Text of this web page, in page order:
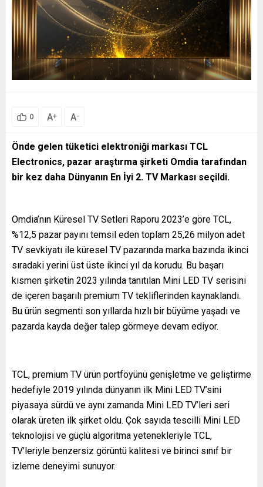
0 A+ A-
Önde gelen tüketici elektroniği markası TCL
Electronics, pazar araştırma şirketi Omdia tarafından
bir kez daha Dünyanın En İyi 2. TV Markası seçildi.
Omdia’nın Küresel TV Setleri Raporu 2023’e göre TCL,
%12,5 pazar payını temsil eden toplam 25,26 milyon adet
TV sevkiyatı ile küresel TV pazarında marka bazında ikinci
sıradaki yerini üst üste ikinci yıl da korudu. Bu başarı
kısmen şirketin 2023 yılında tanıtılan Mini LED TV serisini
de içeren başarılı premium TV tekliflerinden kaynaklandı.
Bu ürün segmenti son yıllarda hızlı bir büyüme yaşadı ve
pazarda kayda değer talep görmeye devam ediyor.
TCL, premium TV ürün portföyünü genişletme ve geliştirme
hedefiyle 2019 yılında dünyanın ilk Mini LED TV’sini
piyasaya sürdü ve aynı zamanda Mini LED TV’leri seri
olarak üreten ilk şirket oldu. Çok sayıda tescilli Mini LED
teknolojisi ve güçlü algoritma yetenekleriyle TCL,
TV’leriyle benzersiz görüntü kalitesi ve birinci sınıf bir
izleme deneyimi sunuyor.